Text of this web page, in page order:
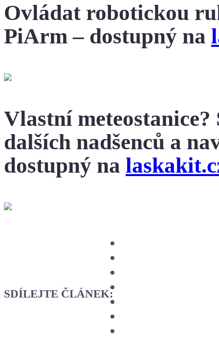
Ovládat robotickou
PiArm – dostupný na
Vlastní meteostanice?
dalších nadšenců a
dostupný na
SDÍLEJTE ČLÁNEK: